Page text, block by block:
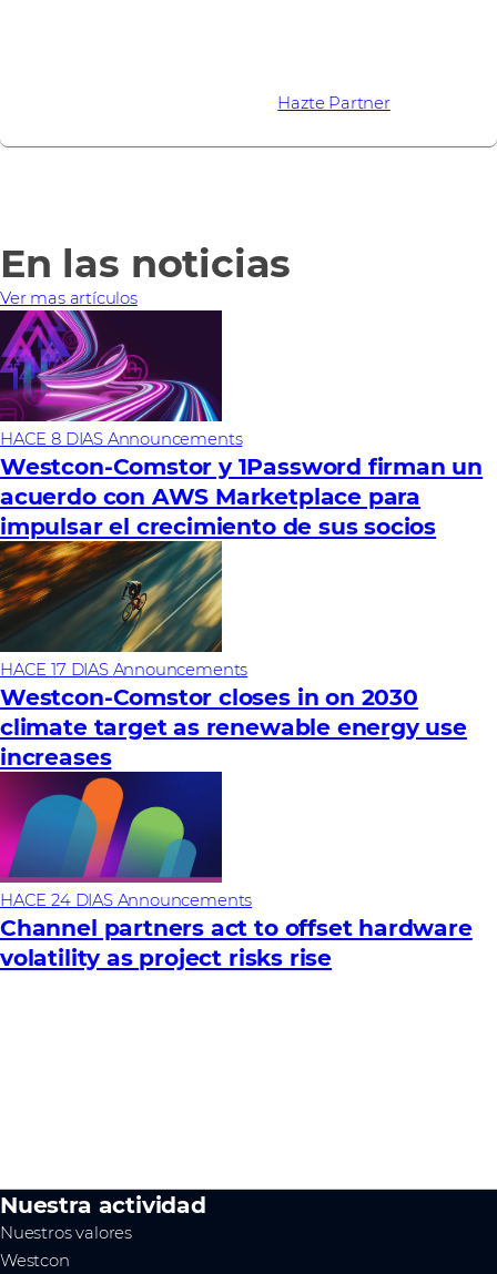
Hazte Partner
En las noticias
Ver mas artículos
HACE 8 DIAS Announcements
Westcon-Comstor y 1Password firman un
acuerdo con AWS Marketplace para
impulsar el crecimiento de sus socios
HACE 17 DIAS Announcements
Westcon-Comstor closes in on 2030
climate target as renewable energy use
increases
HACE 24 DIAS Announcements
Channel partners act to offset hardware
volatility as project risks rise
Nuestra actividad
Nuestros valores
Westcon